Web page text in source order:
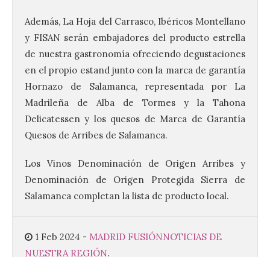
Además, La Hoja del Carrasco, Ibéricos Montellano
y FISAN serán embajadores del producto estrella
de nuestra gastronomía ofreciendo degustaciones
en el propio estand junto con la marca de garantía
Hornazo de Salamanca, representada por La
Madrileña de Alba de Tormes y la Tahona
Delicatessen y los quesos de Marca de Garantía
Quesos de Arribes de Salamanca.
Los Vinos Denominación de Origen Arribes y
Denominación de Origen Protegida Sierra de
Salamanca completan la lista de producto local.
1 Feb 2024 - MADRID FUSIÓNNOTICIAS DE
NUESTRA REGIÓN.
La decimonovena
fotografía de León de…
viaje nos llega desde la
plaza de Oriente en
Madrid
8 Ago 2026
Nueva edición de León
de…viaje. Una iniciativa
organizado por la sección
juvenil de la Asociación
Turismo, Ocio e Información para
jóvenes “Enredando.info”. Pilar Aller Aller
nos envía la décimo […]